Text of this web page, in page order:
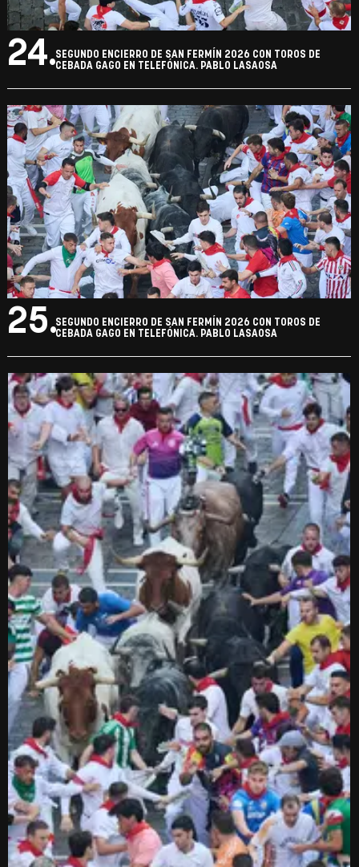
24.SEGUNDO ENCIERRO DE SAN FERMÍN 2026 CON TOROS DE
CEBADA GAGO EN TELEFÓNICA. PABLO LASAOSA
25.SEGUNDO ENCIERRO DE SAN FERMÍN 2026 CON TOROS DE
CEBADA GAGO EN TELEFÓNICA. PABLO LASAOSA